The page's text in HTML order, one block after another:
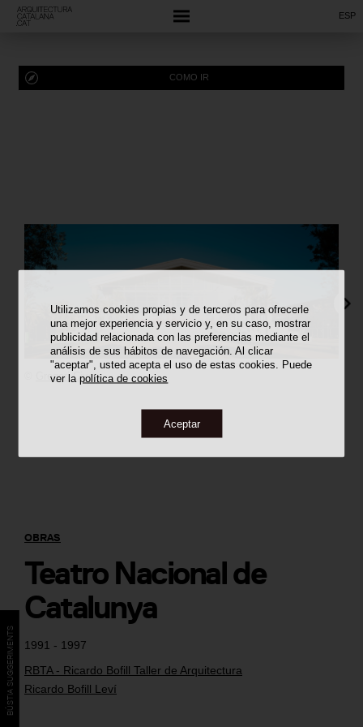
Utilizamos cookies propias y de terceros para ofrecerle
una mejor experiencia y servicio y, en su caso, mostrar
publicidad relacionada con las preferencias mediante el
análisis de sus hábitos de navegación. Al clicar
"aceptar", usted acepta el uso de estas cookies. Puede
ver lapolítica de cookies
Aceptar
ESP
1991 - 1997
RBTA - Ricardo Bofill Taller de Arquitectura
Ricardo Bofill Leví
OBRAS
Teatro Nacional de
Catalunya
COMO IR
Gregori Civera
BÚSTIA SUGGERIMENTS